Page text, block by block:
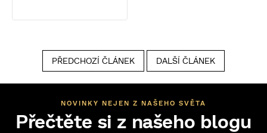
PŘEDCHOZÍ ČLÁNEK DALŠÍ ČLÁNEK
NOVINKY NEJEN Z NAŠEHO SVĚTA
Přečtěte si z našeho blogu